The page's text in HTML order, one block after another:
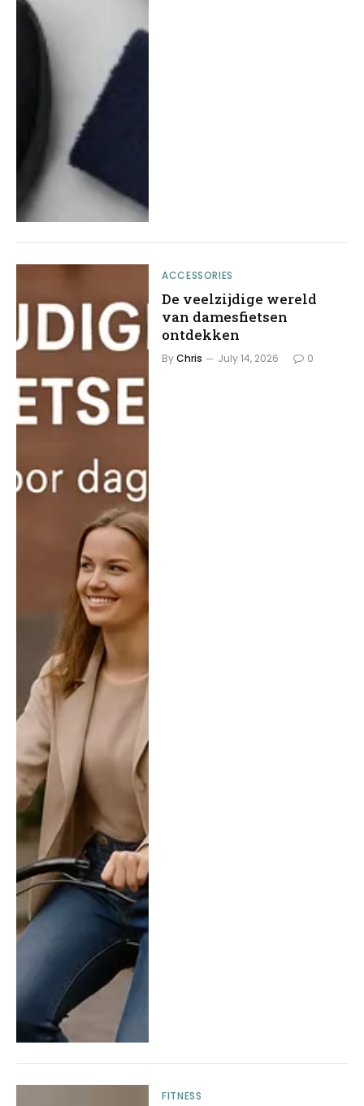
ACCESSORIES
De veelzijdige wereld
van damesfietsen
ontdekken
ByChris July 14, 2026 0
FITNESS